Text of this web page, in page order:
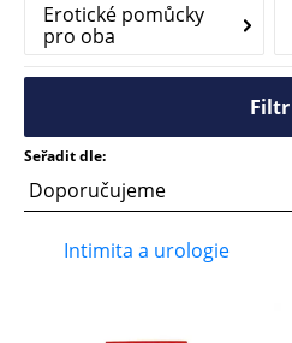
Erotické pomůcky
pro oba
Filtr
Seřadit dle:
Intimita a urologie